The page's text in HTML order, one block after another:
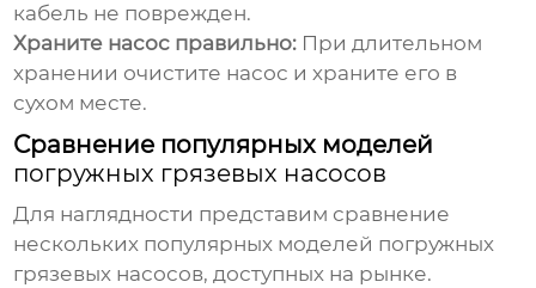
кабель не поврежден.
Храните насос правильно: При длительном
хранении очистите насос и храните его в
сухом месте.
Сравнение популярных моделей
погружных грязевых насосов
Для наглядности представим сравнение
нескольких популярных моделей погружных
грязевых насосов, доступных на рынке.